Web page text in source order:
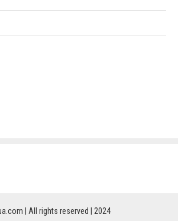
| All rights reserved | 2024